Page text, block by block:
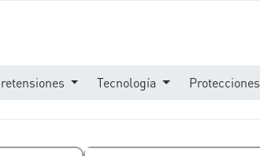
Tecnología Protecciones